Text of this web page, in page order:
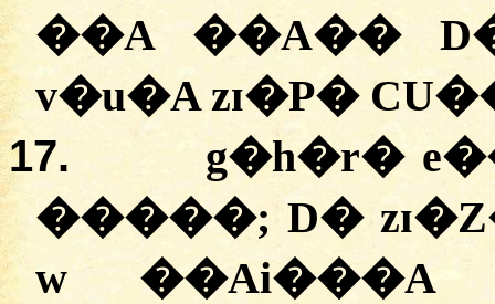
��A ��A��
v�u�A zɪ�P�
17.
g�h�r�
�����; D�
w ��Ai���A